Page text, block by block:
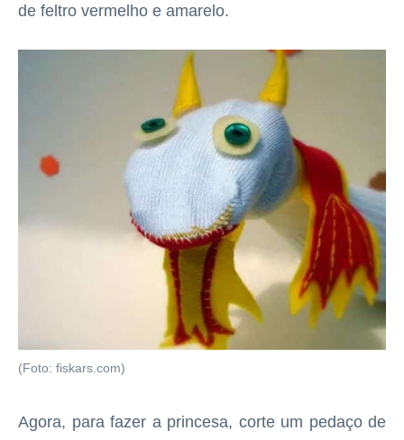
de feltro vermelho e amarelo.
(Foto: fiskars.com)
Agora, para fazer a princesa, corte um pedaço de